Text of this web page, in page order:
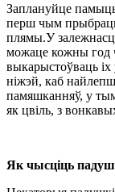
Заплануйце
перш чым прыбраць
плямы.У
можаце кожны год
выкарыстоўваць
ніжэй, каб
памяшканняў, у
як цвіль, з
Як чысціць